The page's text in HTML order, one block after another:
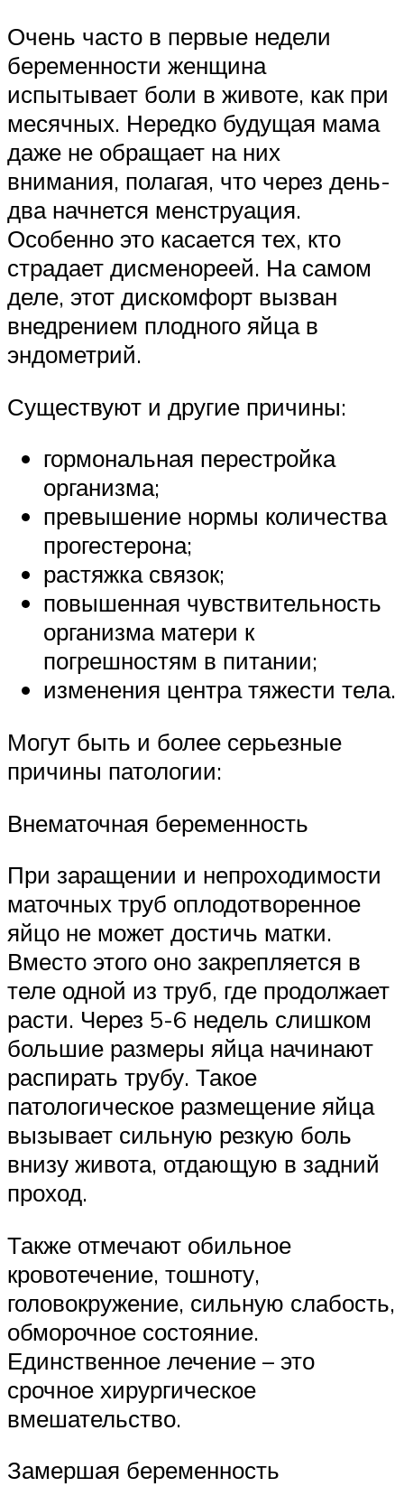
Очень часто в первые недели
беременности женщина
испытывает боли в животе, как при
месячных. Нередко будущая мама
даже не обращает на них
внимания, полагая, что через день-
два начнется менструация.
Особенно это касается тех, кто
страдает дисменореей. На самом
деле, этот дискомфорт вызван
внедрением плодного яйца в
эндометрий.
Существуют и другие причины:
гормональная перестройка
организма;
превышение нормы количества
прогестерона;
растяжка связок;
повышенная чувствительность
организма матери к
погрешностям в питании;
изменения центра тяжести тела.
Могут быть и более серьезные
причины патологии:
Внематочная беременность
При заращении и непроходимости
маточных труб оплодотворенное
яйцо не может достичь матки.
Вместо этого оно закрепляется в
теле одной из труб, где продолжает
расти. Через 5-6 недель слишком
большие размеры яйца начинают
распирать трубу. Такое
патологическое размещение яйца
вызывает сильную резкую боль
внизу живота, отдающую в задний
проход.
Также отмечают обильное
кровотечение, тошноту,
головокружение, сильную слабость,
обморочное состояние.
Единственное лечение – это
срочное хирургическое
вмешательство.
Замершая беременность